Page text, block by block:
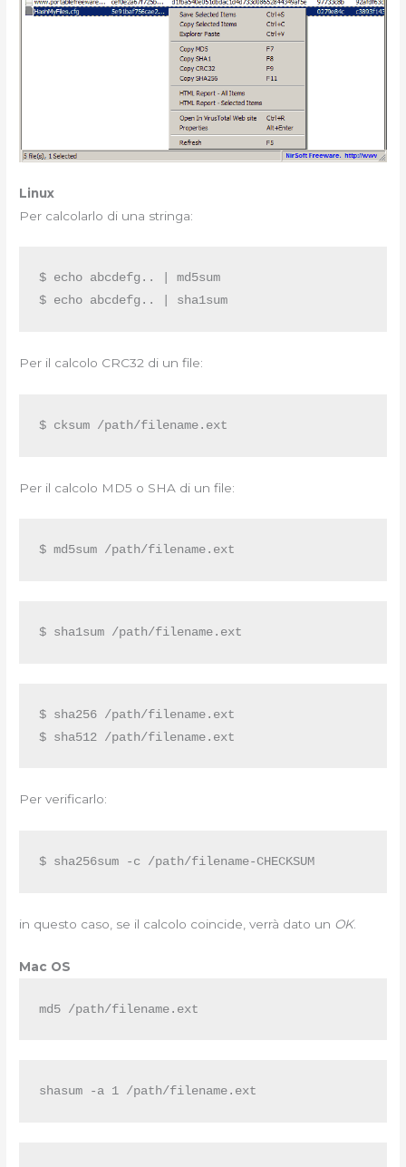
Linux
Per calcolarlo di una stringa:
$ echo abcdefg.. | md5sum
$ echo abcdefg.. | sha1sum
Per il calcolo CRC32 di un file:
$ cksum /path/filename.ext
Per il calcolo MD5 o SHA di un file:
$ md5sum /path/filename.ext
$ sha1sum /path/filename.ext
$ sha256 /path/filename.ext
$ sha512 /path/filename.ext
Per verificarlo:
$ sha256sum -c /path/filename-CHECKSUM
in questo caso, se il calcolo coincide, verrà dato un OK.
Mac OS
md5 /path/filename.ext
shasum -a 1 /path/filename.ext